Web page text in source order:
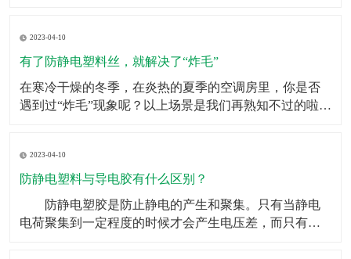
速的发展，而且在发光二极管、太阳能电池、移动电
话、微型电视屏幕乃至生命科学研究等领域也有广泛的
应用前景。此
2023-04-10
有了防静电塑料丝，就解决了“炸毛”
​在寒冷干燥的冬季，在炎热的夏季的空调房里，你是否
遇到过“炸毛”现象呢？以上场景是我们再熟知不过的啦，
重任。如果头梳不具备防静电效果，金毛狮王就是你的
代名词了，但是有了防静电塑料丝，这些烦恼统统迎刃
2023-04-10
防静电塑料与导电胶有什么区别？
​ 防静电塑胶是防止静电的产生和聚集。只有当静电
电荷聚集到一定程度的时候才会产生电压差，而只有在